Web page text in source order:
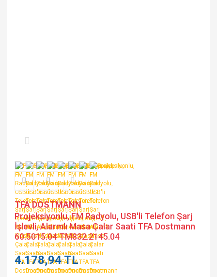
TFA DOSTMANN
Projeksiyonlu, FM Radyolu, USB'li Telefon Şarj
İşlevli, Alarmlı Masa Çalar Saati TFA Dostmann
60.5015.04 TM832.2145.04
4.178,94 TL